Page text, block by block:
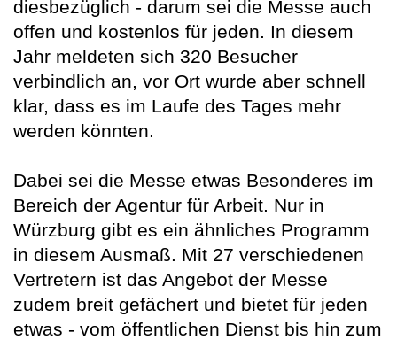
diesbezüglich - darum sei die Messe auch
offen und kostenlos für jeden. In diesem
Jahr meldeten sich 320 Besucher
verbindlich an, vor Ort wurde aber schnell
klar, dass es im Laufe des Tages mehr
werden könnten.
Dabei sei die Messe etwas Besonderes im
Bereich der Agentur für Arbeit. Nur in
Würzburg gibt es ein ähnliches Programm
in diesem Ausmaß. Mit 27 verschiedenen
Vertretern ist das Angebot der Messe
zudem breit gefächert und bietet für jeden
etwas - vom öffentlichen Dienst bis hin zum